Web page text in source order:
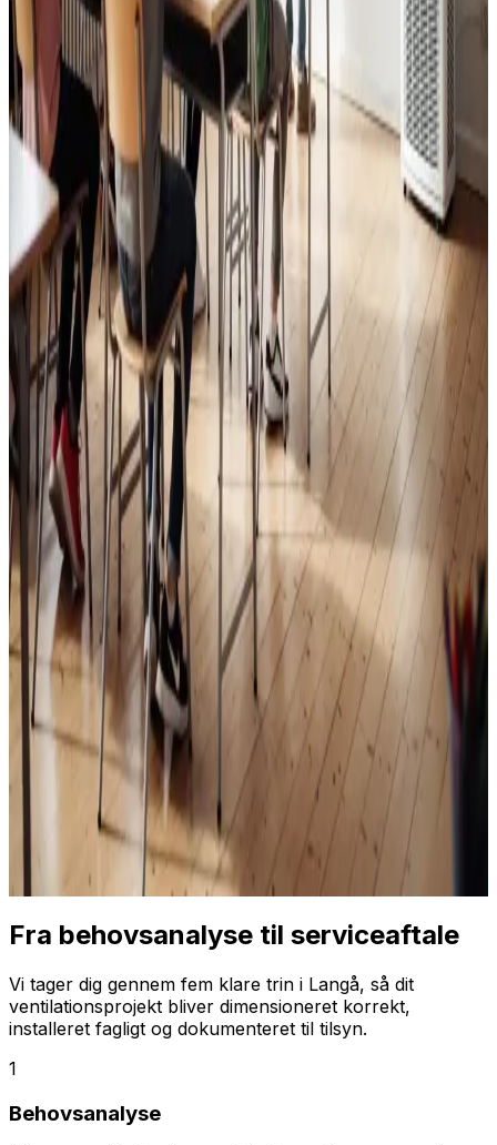
Skoleventilation
Frisk luft og bedre koncentration i skoler og institutioner
i Langå.
Læs mere
Fra behovsanalyse til serviceaftale
Vi tager dig gennem fem klare trin i Langå, så dit
ventilationsprojekt bliver dimensioneret korrekt,
installeret fagligt og dokumenteret til tilsyn.
1
Behovsanalyse